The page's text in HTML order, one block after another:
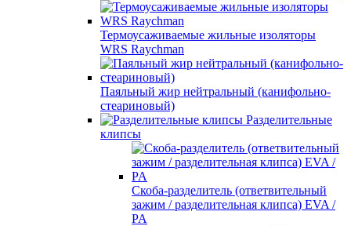
Термоусаживаемые жильные изоляторы
WRS Raychman
Паяльный жир нейтральный (канифольно-
стеариновый)
Разделительные
клипсы
Скоба-разделитель (ответвительный
зажим / разделительная клипса) EVA /
PA